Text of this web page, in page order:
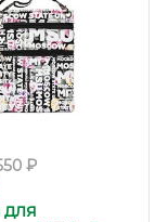
₽
для